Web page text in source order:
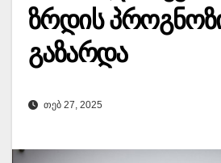
ზრდის
გაზარდა
ᲗᲔᲑ 27, 2025